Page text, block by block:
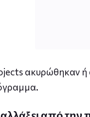
ακυρώθηκαν ή